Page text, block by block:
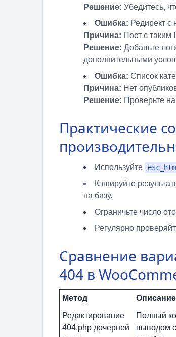
Решение: Убедитесь,
Ошибка: Редирект с
Причина: Пост с таким
Решение: Добавьте
дополнительными
Ошибка: Список
Причина: Нет
Решение: Проверьте
Практические
Используйте
Кэшируйте
на базу.
Ограничьте число
Регулярно
Сравнение
404 в
Метод Описание
Редактирование
404.php дочерней
Полный
выводом